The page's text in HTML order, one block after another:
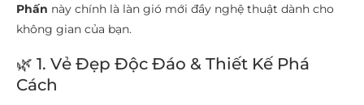
Phấn này chính là làn gió mới đầy nghệ thuật dành cho
không gian của bạn.
🌿 1. Vẻ Đẹp Độc Đáo & Thiết Kế Phá
Cách